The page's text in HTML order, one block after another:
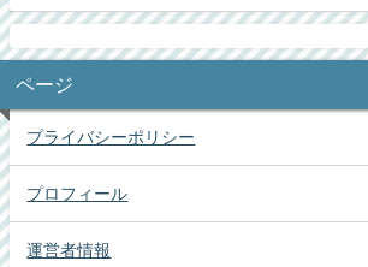
ページ
プライバシーポリシー
プロフィール
運営者情報